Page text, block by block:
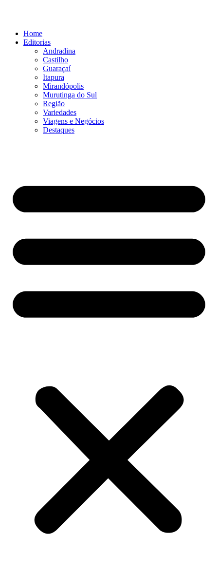
conteúdoHome
Editorias
Andradina
Castilho
Guaraçaí
Itapura
Mirandópolis
Murutinga do Sul
Região
Variedades
Viagens e Negócios
Destaques